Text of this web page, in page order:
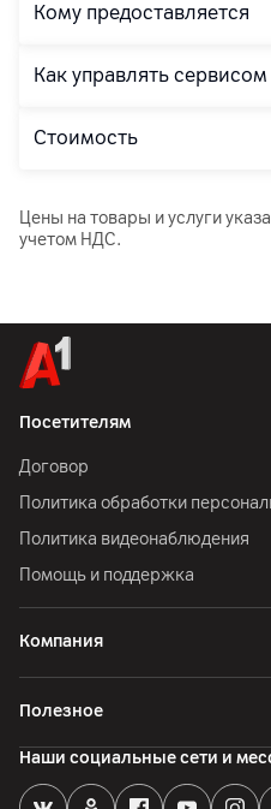
Кому предоставляется
Как управлять сервисом
Стоимость
Цены на товары и услуги
учетом НДС.
Посетителям
Договор
Политика обработки
Политика видеонаблюдения
Помощь и поддержка
Компания
Полезное
Наши социальные сети и